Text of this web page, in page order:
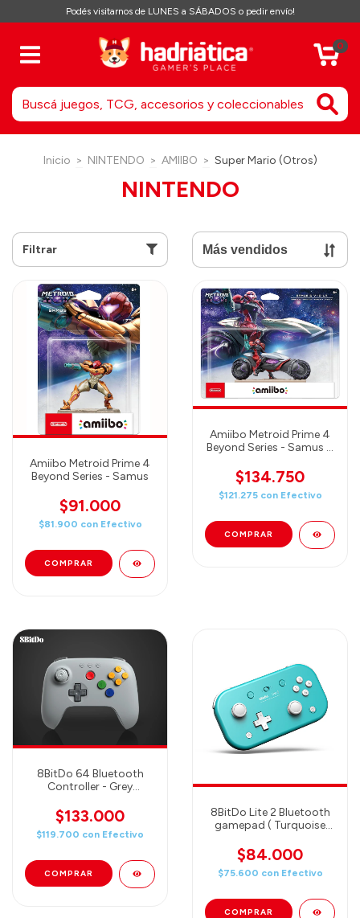
Podés visitarnos de LUNES a SÁBADOS o pedir envío!
0
Inicio > NINTENDO > AMIIBO > Super Mario (Otros)
NINTENDO
Filtrar
Amiibo Metroid Prime 4
Beyond Series - Samus
$91.000
$81.900 con Efectivo
Amiibo Metroid Prime 4
Beyond Series - Samus &
$134.750
$121.275 con Efectivo
8BitDo 64 Bluetooth
Controller - Grey
$133.000
$119.700 con Efectivo
8BitDo Lite 2 Bluetooth
gamepad ( Turquoise
$84.000
$75.600 con Efectivo